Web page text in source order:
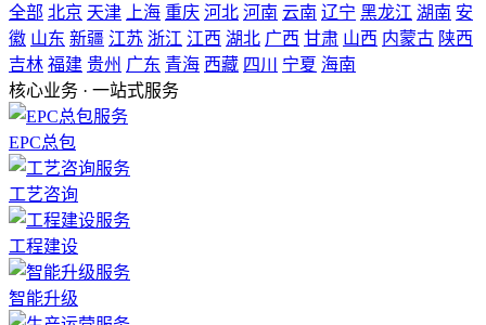
全部 北京 天津 上海 重庆 河北 河南 云南 辽宁 黑龙江 湖南 安
徽 山东 新疆 江苏 浙江 江西 湖北 广西 甘肃 山西 内蒙古 陕西
吉林 福建 贵州 广东 青海 西藏 四川 宁夏 海南
核心业务 · 一站式服务
EPC总包
工艺咨询
工程建设
智能升级